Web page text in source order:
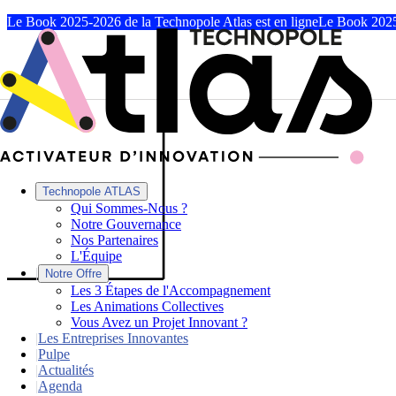
Le Book 2025-2026 de la Technopole Atlas est en ligneLe Book
Technopole ATLAS
Qui Sommes-Nous ?
Notre Gouvernance
Nos Partenaires
L'Équipe
|
Notre Offre
Les 3 Étapes de l'Accompagnement
Les Animations Collectives
Vous Avez un Projet Innovant ?
|Les Entreprises Innovantes
|Pulpe
|Actualités
|Agenda